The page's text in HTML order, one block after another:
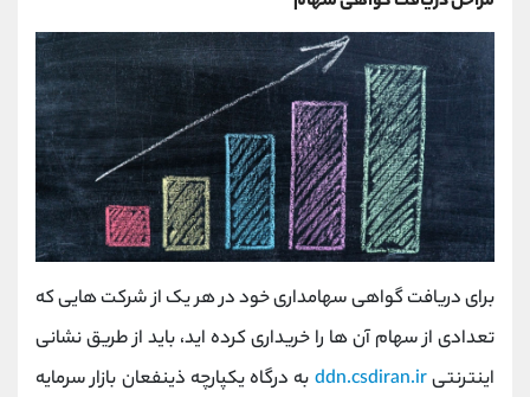
برای دریافت گواهی سهامداری خود در هر یک از شرکت هایی که
تعدادی از سهام آن ها را خریداری کرده اید، باید از طریق نشانی
اینترنتیddn.csdiran.ir به درگاه یکپارچه ذینفعان بازار سرمایه